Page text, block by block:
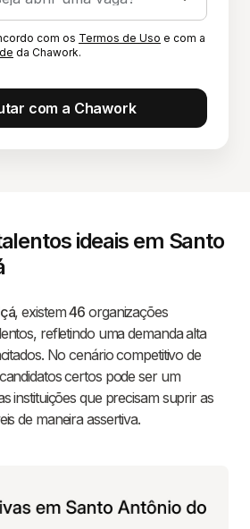
com os Termos de Uso e com a
da Chawork.
com a Chawork
ideais em Santo
, existem46 organizações
refletindo uma demanda alta
No cenário competitivo de
certos pode ser um
instituições que precisam suprir as
de maneira assertiva.